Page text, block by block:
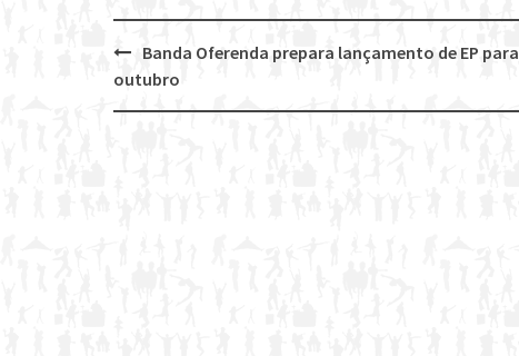
Post
navigation
Banda Oferenda prepara lançamento de EP para
outubro